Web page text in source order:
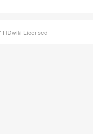
HDwiki Licensed